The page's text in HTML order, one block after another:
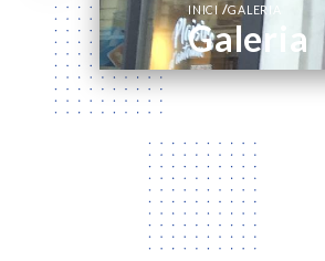
INICI /GALERIA
Galeria